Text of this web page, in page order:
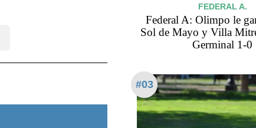
FEDERAL A.
Federal A: Olimpo le
Sol de Mayo y Villa
Germinal 1-0
#03